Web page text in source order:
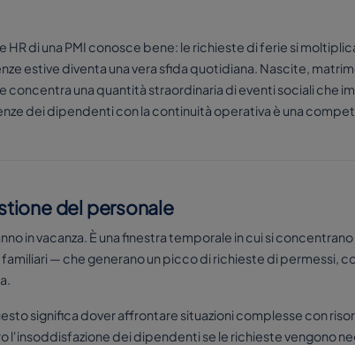
di una PMI conosce bene: le richieste di ferie si
estive diventa una vera sfida quotidiana. Nascite,
una quantità straordinaria di eventi sociali che
dei dipendenti con la continuità operativa è una
del personale
in vacanza. È una finestra temporale in cui si
— che generano un picco di richieste di permessi,
significa dover affrontare situazioni complesse con
l'insoddisfazione dei dipendenti se le richieste vengono